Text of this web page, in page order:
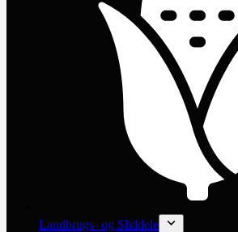
Landbrugs- og Sliddele